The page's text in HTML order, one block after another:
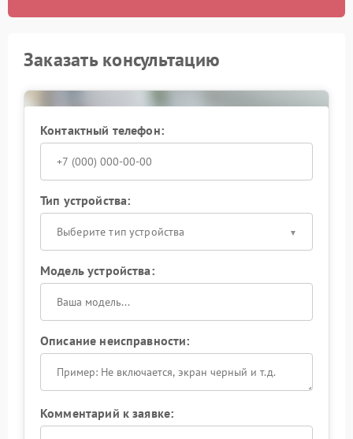
Заказать консультацию
Контактный телефон:
Тип устройства:
Выберите тип устройства
Модель устройства:
Описание неисправности:
Комментарий к заявке: